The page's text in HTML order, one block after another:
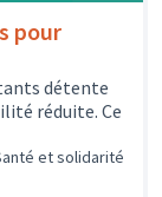
pour
détente
réduite. Ce
et solidarité